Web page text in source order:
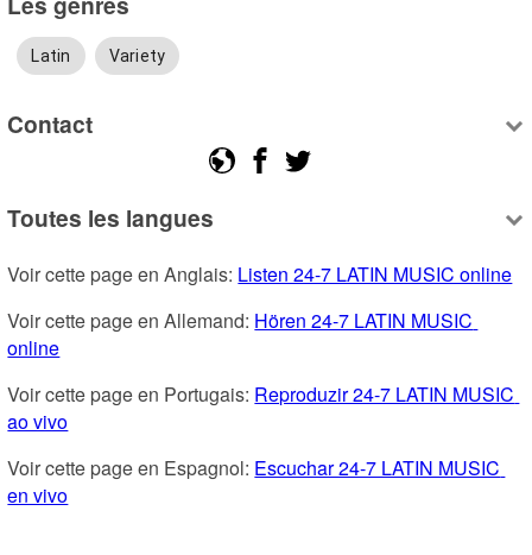
Latin Variety
Contact
Toutes les langues
Voir cette page en Anglais: Listen 24-7 LATIN MUSIC online
Voir cette page en Allemand: Hören 24-7 LATIN MUSIC
online
Voir cette page en Portugais: Reproduzir 24-7 LATIN MUSIC
ao vivo
Voir cette page en Espagnol: Escuchar 24-7 LATIN MUSIC
en vivo